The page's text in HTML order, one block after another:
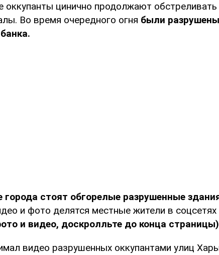
оккупанты цинично продолжают
Во время очередного огня были
города стоят обгорелые разрушенные
и фото делятся местные жители в соцсетях
и видео, доскролльте до конца
видео разрушенных оккупантами улиц